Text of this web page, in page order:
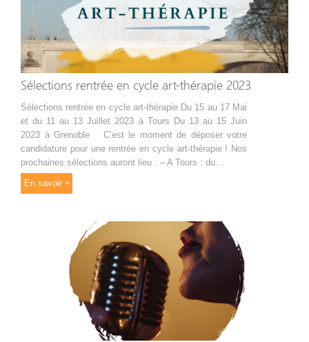
Sélections rentrée en cycle art-thérapie 2023
Sélections rentrée en cycle art-thérapie Du 15 au 17 Mai
et du 11 au 13 Juillet 2023 à Tours Du 13 au 15 Juin
2023 à Grenoble C’est le moment de déposer votre
candidature pour une rentrée en cycle art-thérapie ! Nos
prochaines sélections auront lieu : – A Tours : du...
En savoir +